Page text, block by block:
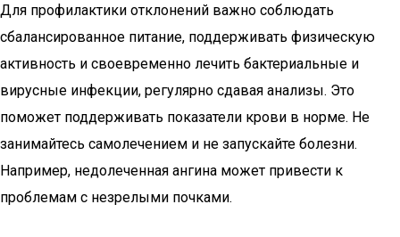
Для профилактики отклонений важно соблюдать
сбалансированное питание, поддерживать физическую
активность и своевременно лечить бактериальные и
вирусные инфекции, регулярно сдавая анализы. Это
поможет поддерживать показатели крови в норме. Не
занимайтесь самолечением и не запускайте болезни.
Например, недолеченная ангина может привести к
проблемам с незрелыми почками.